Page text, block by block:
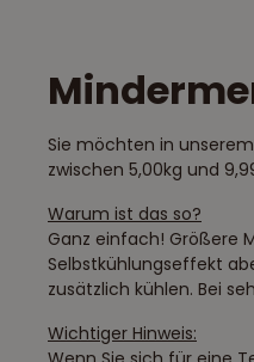
Sie möchten in
zwischen 5,00kg und
Warum ist das so?
Ganz einfach! Größere
Selbstkühlungseffekt
zusätzlich kühlen. Bei
Wichtiger Hinweis: